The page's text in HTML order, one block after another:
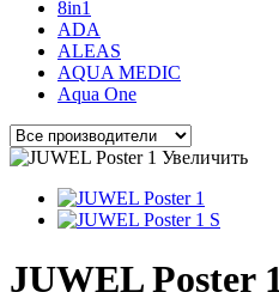
8in1
ADA
ALEAS
AQUA MEDIC
Aqua One
Увеличить
JUWEL Poster